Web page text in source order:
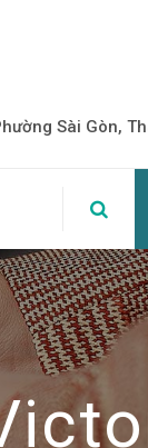
Sài Gòn,